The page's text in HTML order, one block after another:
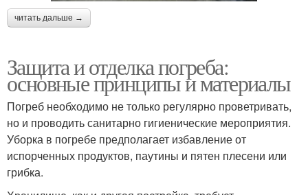
читать дальше →
Защита и отделка погреба:
основные принципы и материалы
Погреб необходимо не только регулярно проветривать,
но и проводить санитарно гигиенические мероприятия.
Уборка в погребе предполагает избавление от
испорченных продуктов, паутины и пятен плесени или
грибка.